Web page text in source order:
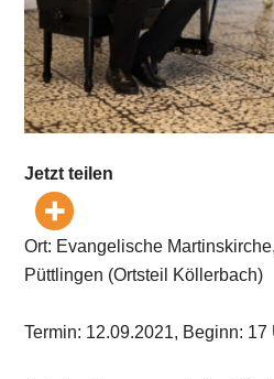
Jetzt teilen
Ort: Evangelische
Püttlingen (Ortsteil Köllerbach)
Termin: 12.09.2021, Beginn: 17